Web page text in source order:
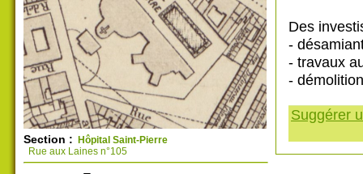
Section : Hôpital Saint-Pierre
Rue aux Laines n°105
Des
-
- travaux
-
Suggérer